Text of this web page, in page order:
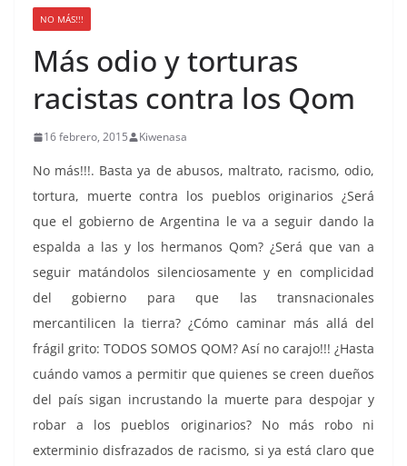
NO MÁS!!!
Más odio y torturas
racistas contra los Qom
16 febrero, 2015 Kiwenasa
No más!!!. Basta ya de abusos, maltrato, racismo, odio,
tortura, muerte contra los pueblos originarios ¿Será
que el gobierno de Argentina le va a seguir dando la
espalda a las y los hermanos Qom? ¿Será que van a
seguir matándolos silenciosamente y en complicidad
del gobierno para que las transnacionales
mercantilicen la tierra? ¿Cómo caminar más allá del
frágil grito: TODOS SOMOS QOM? Así no carajo!!! ¿Hasta
cuándo vamos a permitir que quienes se creen dueños
del país sigan incrustando la muerte para despojar y
robar a los pueblos originarios? No más robo ni
exterminio disfrazados de racismo, si ya está claro que